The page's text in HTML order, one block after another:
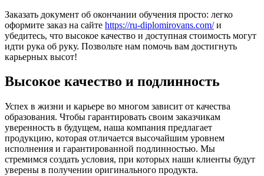
Заказать документ об окончании обучения просто: легко
оформите заказ на сайте https://ru-diplomirovans.com/и
убедитесь, что высокое качество и доступная стоимость могут
идти рука об руку. Позвольте нам помочь вам достигнуть
карьерных высот!
Высокое качество и подлинность
Успех в жизни и карьере во многом зависит от качества
образования. Чтобы гарантировать своим заказчикам
уверенность в будущем, наша компания предлагает
продукцию, которая отличается высочайшим уровнем
исполнения и гарантированной подлинностью. Мы
стремимся создать условия, при которых наши клиенты будут
уверены в получении оригинального продукта.